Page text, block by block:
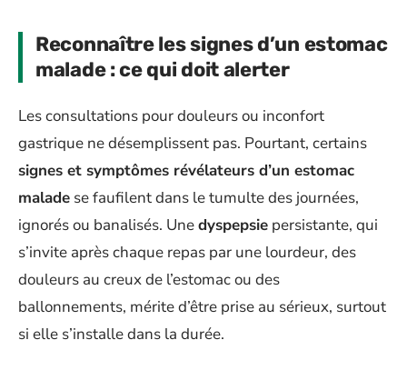
Reconnaître les signes d’un estomac
malade : ce qui doit alerter
Les consultations pour douleurs ou inconfort
gastrique ne désemplissent pas. Pourtant, certains
signes et symptômes révélateurs d’un estomac
malade se faufilent dans le tumulte des journées,
ignorés ou banalisés. Unedyspepsie persistante, qui
s’invite après chaque repas par une lourdeur, des
douleurs au creux de l’estomac ou des
ballonnements, mérite d’être prise au sérieux, surtout
si elle s’installe dans la durée.